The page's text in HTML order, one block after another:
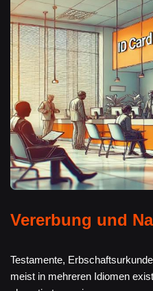
Vererbung und
Testamente,
meist in mehreren Idiomen